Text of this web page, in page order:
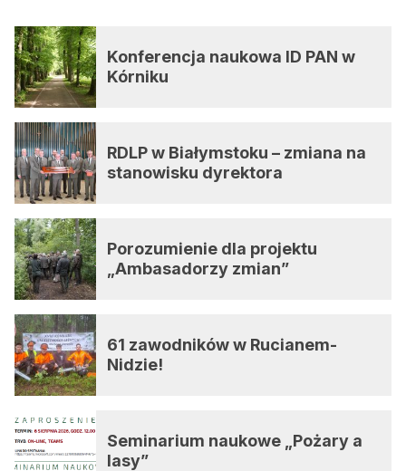
Konferencja naukowa ID PAN w
Kórniku
RDLP w Białymstoku – zmiana na
stanowisku dyrektora
Porozumienie dla projektu
„Ambasadorzy zmian”
61 zawodników w Rucianem-
Nidzie!
Seminarium naukowe „Pożary a
lasy”